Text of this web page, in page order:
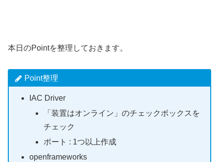
本日のPointを整理しておきます。
Point整理
IAC Driver
「装置はオンライン」のチェックボックスを
チェック
ポート : 1つ以上作成
openframeworks